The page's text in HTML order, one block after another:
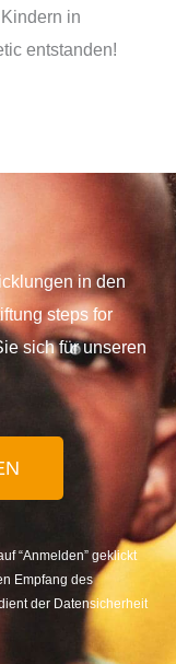
in
entstanden!
in den
steps for
sich für unseren
“Anmelden” geklickt
Empfang des
der Datensicherheit